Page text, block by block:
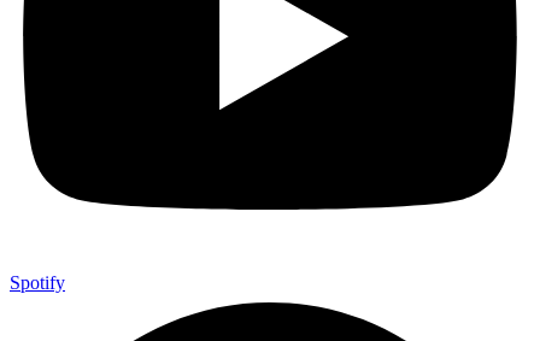
Spotify